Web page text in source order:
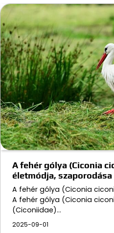
A fehér gólya (Ciconia
életmódja, szaporodása
A fehér gólya (Ciconia
A fehér gólya (Ciconia
(Ciconiidae)…
2025-09-01